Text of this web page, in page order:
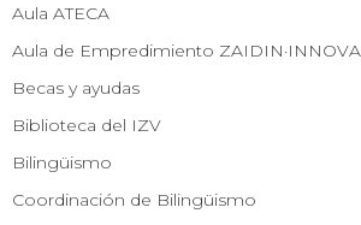
Aula ATECA
Aula de Empredimiento ZAIDIN·INNOVA
Becas y ayudas
Biblioteca del IZV
Bilingüismo
Coordinación de Bilingüismo